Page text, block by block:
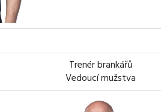
Trenér brankářů
Vedoucí mužstva